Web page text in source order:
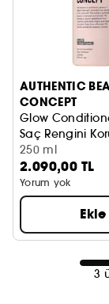
AUTHENTIC
CONCEPT
Glow
Saç Rengini
250 ml
2.090,00 TL
Yorum yok
Ekle
3